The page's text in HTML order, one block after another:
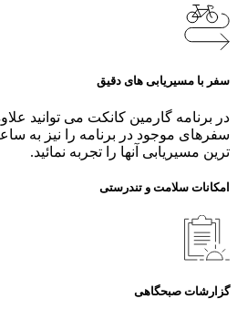
سفر با مسیریابی های دقیق
در برنامه گارمین کانکت می توانید
سفرهای موجود در برنامه را نیز به
ترین مسیریابی آنها را تجربه نمائید.
امکانات سلامت و تندرستی
گزارشات صبحگاهی